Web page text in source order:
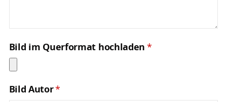
Bild im Querformat hochladen *
Bild Autor*